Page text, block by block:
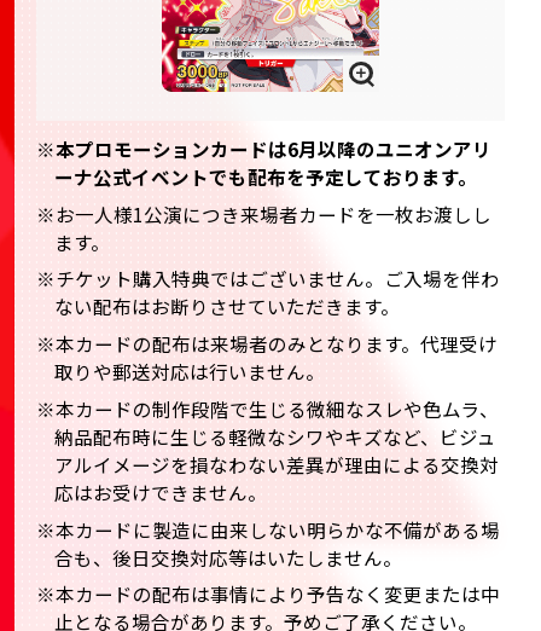
※本プロモーションカードは6月以降のユニオンアリ
ーナ公式イベントでも配布を予定しております。
※お一人様1公演につき来場者カードを一枚お渡しし
ます。
※チケット購入特典ではございません。ご入場を伴わ
ない配布はお断りさせていただきます。
※本カードの配布は来場者のみとなります。代理受け
取りや郵送対応は行いません。
※本カードの制作段階で生じる微細なスレや色ムラ、
納品配布時に生じる軽微なシワやキズなど、ビジュ
アルイメージを損なわない差異が理由による交換対
応はお受けできません。
※本カードに製造に由来しない明らかな不備がある場
合も、後日交換対応等はいたしません。
※本カードの配布は事情により予告なく変更または中
止となる場合があります。予めご了承ください。